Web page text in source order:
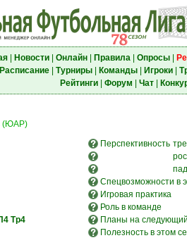
| Новости| Онлайн| Правила| Опросы|
Расписание| Турниры| Команды| Игроки|
Рейтинги| Форум Чат|
(ЮАР)
Перспективность
Спецвозможности в
Игровая практика
Роль в команде
Тр4
Планы на
Полезность в этом